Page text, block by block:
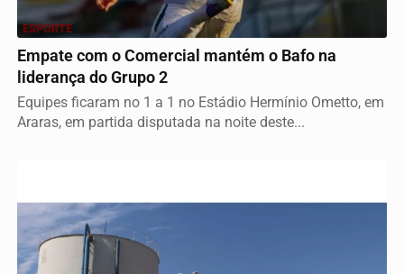
ESPORTE
Empate com o Comercial mantém o Bafo na
liderança do Grupo 2
Equipes ficaram no 1 a 1 no Estádio Hermínio Ometto, em
Araras, em partida disputada na noite deste...